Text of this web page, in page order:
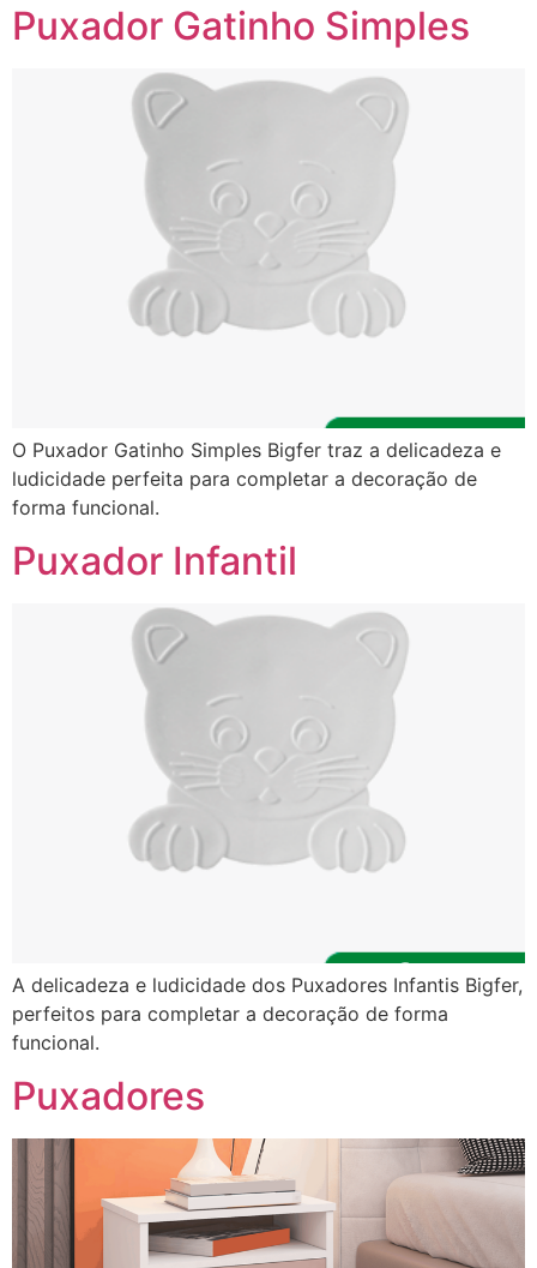
Puxador Gatinho Simples
O Puxador Gatinho Simples Bigfer traz a delicadeza e
ludicidade perfeita para completar a decoração de
forma funcional.
Puxador Infantil
A delicadeza e ludicidade dos Puxadores Infantis Bigfer,
perfeitos para completar a decoração de forma
funcional.
Puxadores